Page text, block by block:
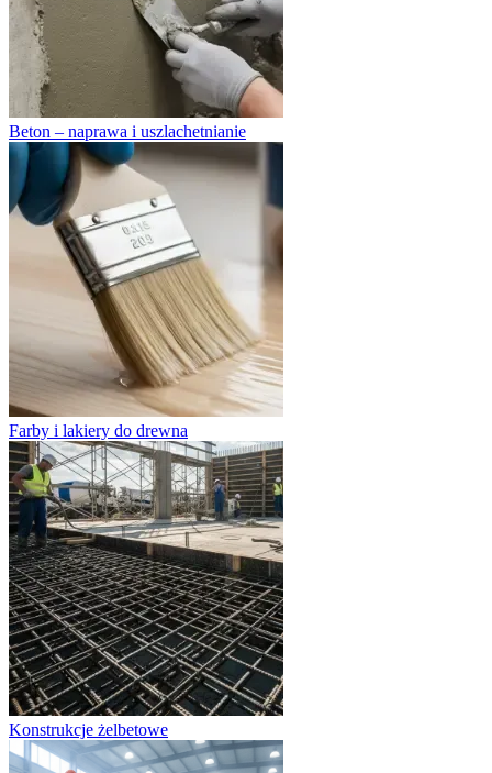
Beton – naprawa i uszlachetnianie
Farby i lakiery do drewna
Konstrukcje żelbetowe